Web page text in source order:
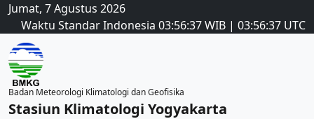
Jumat, 7 Agustus 2026
Waktu Standar Indonesia 03:56:37WIB | 03:56:37 UTC
Badan Meteorologi Klimatologi dan Geofisika
Stasiun Klimatologi Yogyakarta